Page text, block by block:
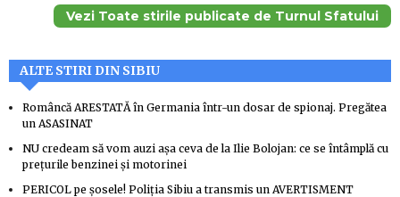
Vezi Toate stirile publicate de Turnul Sfatului
ALTE STIRI DIN SIBIU
Româncă ARESTATĂ în Germania într-un dosar de spionaj. Pregătea
un ASASINAT
NU credeam să vom auzi așa ceva de la Ilie Bolojan: ce se întâmplă cu
prețurile benzinei și motorinei
PERICOL pe șosele! Poliția Sibiu a transmis un AVERTISMENT